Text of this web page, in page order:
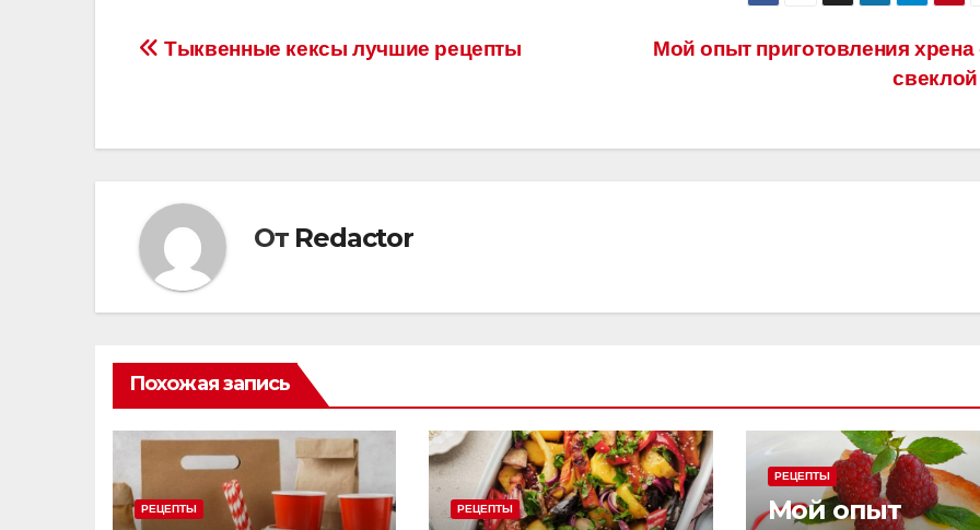
Навигация
записям
Мой опыт приготовления хрена
Тыквенные кексы лучшие рецепты
От Redactor
Похожая запись
РЕЦЕПТЫ РЕЦЕПТЫ
РЕЦЕПТЫ
Мой опыт